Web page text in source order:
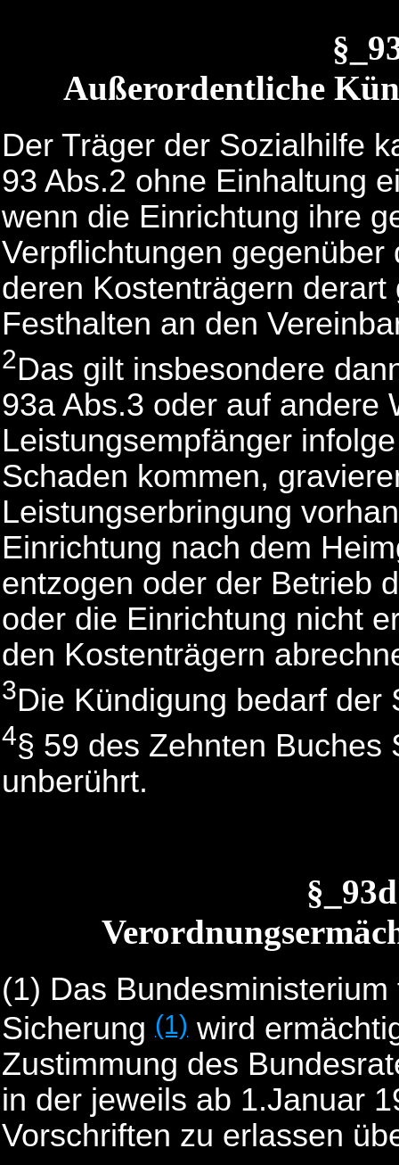
Außerordentliche
Der Träger der Sozialhilfe
93 Abs.2 ohne Einhaltung
wenn die Einrichtung ihre
Verpflichtungen
deren Kostenträgern
Festhalten an den
2Das gilt insbesondere
93a Abs.3 oder auf andere
Leistungsempfänger
Schaden kommen,
Leistungserbringung
Einrichtung nach dem
entzogen oder der Betrieb
oder die Einrichtung nicht
den Kostenträgern
3Die Kündigung bedarf der
4§ 59 des Zehnten Buches
unberührt.
(1) Das
Sicherung (1) wird
Zustimmung des
in der jeweils ab 1.Januar
Vorschriften zu erlassen